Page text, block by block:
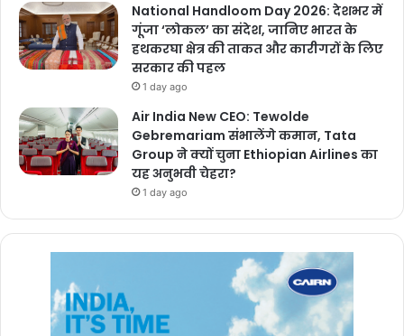
National Handloom Day 2026: देशभर में
गूंजा ‘लोकल’ का संदेश, जानिए भारत के
हथकरघा क्षेत्र की ताकत और कारीगरों के लिए
सरकार की पहल
1 day ago
Air India New CEO: Tewolde
Gebremariam संभालेंगे कमान, Tata
Group ने क्यों चुना Ethiopian Airlines का
यह अनुभवी चेहरा?
1 day ago